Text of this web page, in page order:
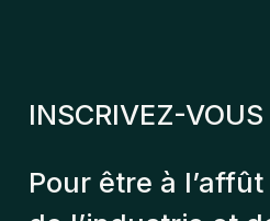
INSCRIVEZ-
Pour être à